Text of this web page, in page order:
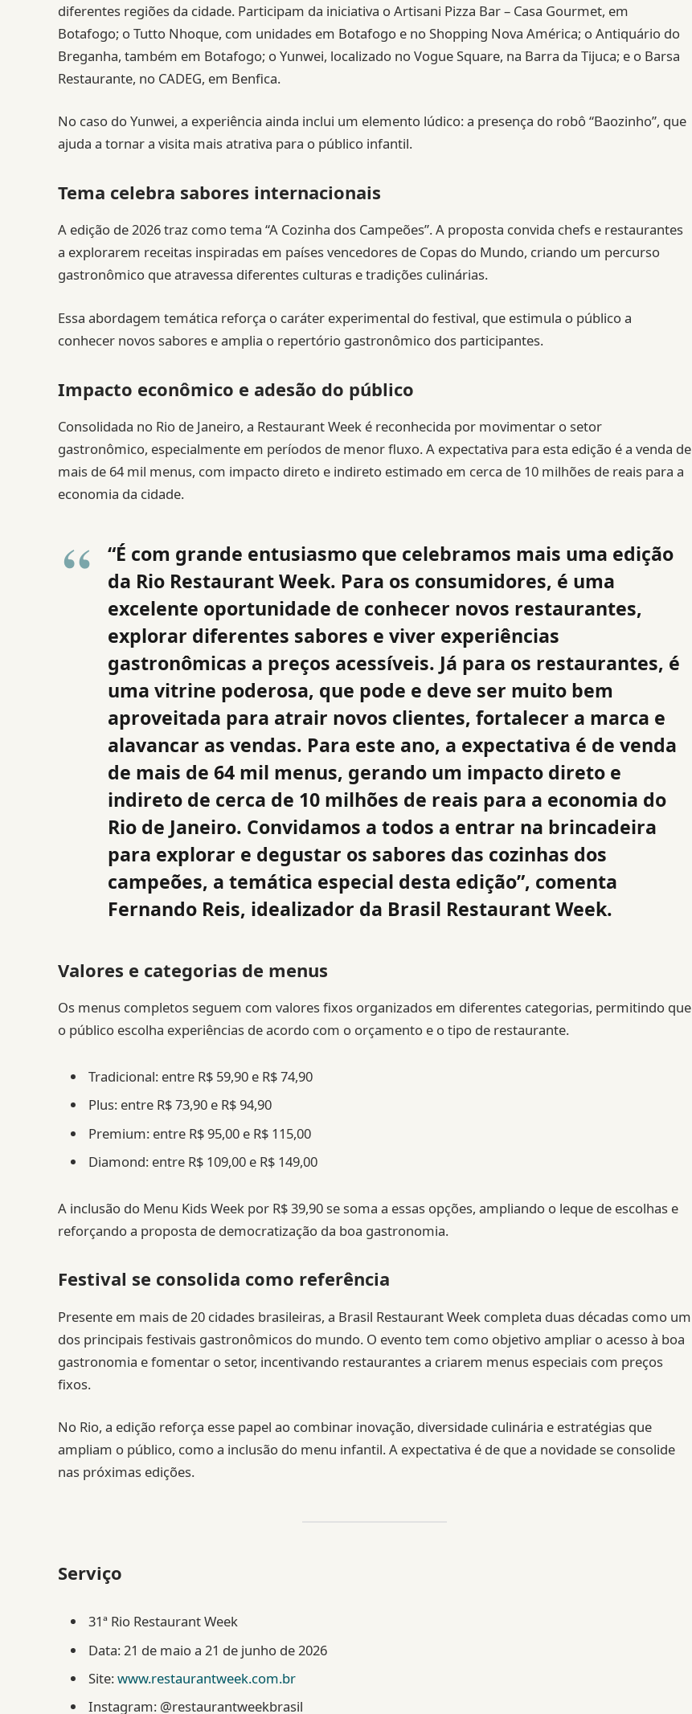
diferentes regiões da cidade. Participam da iniciativa o Artisani Pizza Bar – Casa Gourmet, em
Botafogo; o Tutto Nhoque, com unidades em Botafogo e no Shopping Nova América; o Antiquário do
Breganha, também em Botafogo; o Yunwei, localizado no Vogue Square, na Barra da Tijuca; e o Barsa
Restaurante, no CADEG, em Benfica.
No caso do Yunwei, a experiência ainda inclui um elemento lúdico: a presença do robô “Baozinho”, que
ajuda a tornar a visita mais atrativa para o público infantil.
Tema celebra sabores internacionais
A edição de 2026 traz como tema “A Cozinha dos Campeões”. A proposta convida chefs e restaurantes
a explorarem receitas inspiradas em países vencedores de Copas do Mundo, criando um percurso
gastronômico que atravessa diferentes culturas e tradições culinárias.
Essa abordagem temática reforça o caráter experimental do festival, que estimula o público a
conhecer novos sabores e amplia o repertório gastronômico dos participantes.
Impacto econômico e adesão do público
Consolidada no Rio de Janeiro, a Restaurant Week é reconhecida por movimentar o setor
gastronômico, especialmente em períodos de menor fluxo. A expectativa para esta edição é a venda de
mais de 64 mil menus, com impacto direto e indireto estimado em cerca de 10 milhões de reais para a
economia da cidade.
“É com grande entusiasmo que celebramos mais uma edição
da Rio Restaurant Week. Para os consumidores, é uma
excelente oportunidade de conhecer novos restaurantes,
explorar diferentes sabores e viver experiências
gastronômicas a preços acessíveis. Já para os restaurantes, é
uma vitrine poderosa, que pode e deve ser muito bem
aproveitada para atrair novos clientes, fortalecer a marca e
alavancar as vendas. Para este ano, a expectativa é de venda
de mais de 64 mil menus, gerando um impacto direto e
indireto de cerca de 10 milhões de reais para a economia do
Rio de Janeiro. Convidamos a todos a entrar na brincadeira
para explorar e degustar os sabores das cozinhas dos
campeões, a temática especial desta edição”, comenta
Fernando Reis, idealizador da Brasil Restaurant Week.
Valores e categorias de menus
Os menus completos seguem com valores fixos organizados em diferentes categorias, permitindo que
o público escolha experiências de acordo com o orçamento e o tipo de restaurante.
Tradicional: entre R$ 59,90 e R$ 74,90
Plus: entre R$ 73,90 e R$ 94,90
Premium: entre R$ 95,00 e R$ 115,00
Diamond: entre R$ 109,00 e R$ 149,00
A inclusão do Menu Kids Week por R$ 39,90 se soma a essas opções, ampliando o leque de escolhas e
reforçando a proposta de democratização da boa gastronomia.
Festival se consolida como referência
Presente em mais de 20 cidades brasileiras, a Brasil Restaurant Week completa duas décadas como um
dos principais festivais gastronômicos do mundo. O evento tem como objetivo ampliar o acesso à boa
gastronomia e fomentar o setor, incentivando restaurantes a criarem menus especiais com preços
fixos.
No Rio, a edição reforça esse papel ao combinar inovação, diversidade culinária e estratégias que
ampliam o público, como a inclusão do menu infantil. A expectativa é de que a novidade se consolide
nas próximas edições.
Serviço
31ª Rio Restaurant Week
Data: 21 de maio a 21 de junho de 2026
Site:www.restaurantweek.com.br
Instagram: @restaurantweekbrasil